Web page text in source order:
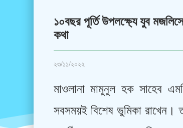
১০বছর পূর্তি উপলক্ষ্যে যুব
কথা
২৩/১১/২০২২
মাওলানা মামুনুল হক সাহেব
সবসময়ই বিশেষ ভুমিকা রাখেন।